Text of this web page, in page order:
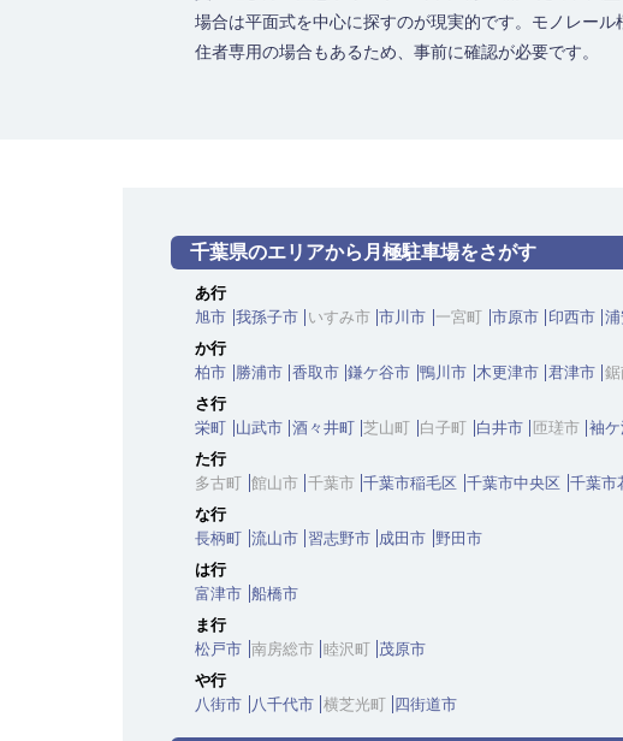
場合は平面式を中心に探すのが現実的です。モノレー
住者専用の場合もあるため、事前に確認が必要です。
千葉県のエリアから月極駐車場をさがす
あ行
旭市 我孫子市 いすみ市 市川市 一宮町 市原市 印西市
か行
柏市 勝浦市 香取市 鎌ケ谷市 鴨川市 木更津市 君津市
さ行
栄町 山武市 酒々井町 芝山町 白子町 白井市 匝瑳市 袖
た行
多古町 館山市 千葉市 千葉市稲毛区 千葉市中央区 千葉市
な行
長柄町 流山市 習志野市 成田市 野田市
は行
富津市 船橋市
ま行
松戸市 南房総市 睦沢町 茂原市
や行
八街市 八千代市 横芝光町 四街道市